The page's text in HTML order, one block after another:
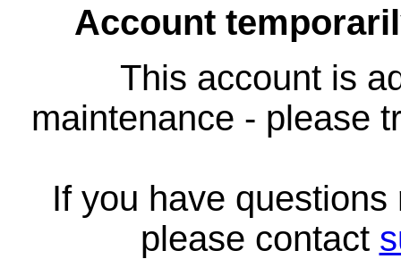
Account
This account is
maintenance - please
If you have
please contact